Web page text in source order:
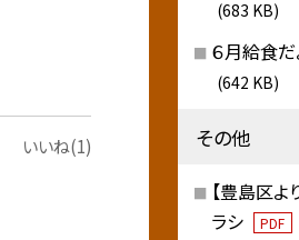
いいね(1)
(683 KB)
６月給食だ
(642 KB)
その他
【豊島区よ
ラシ
PDF